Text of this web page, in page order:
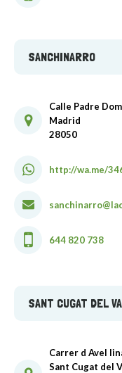
SANCHINARRO
Calle Padre
Madrid
28050
http://wa.me/
644 820 738
SANT CUGAT DEL
Carrer d Avel
Sant Cugat del